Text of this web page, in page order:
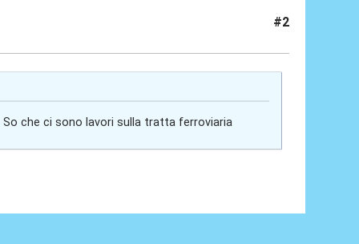
#2
che ci sono lavori sulla tratta ferroviaria